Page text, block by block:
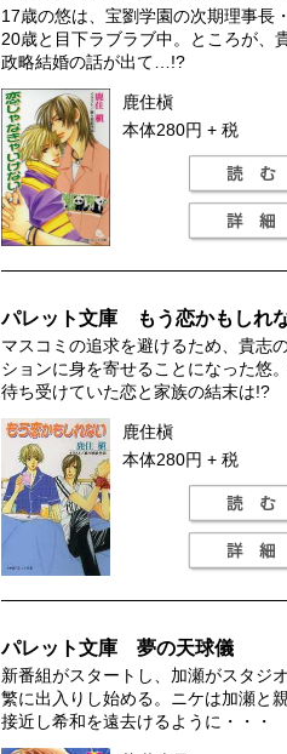
17歳の悠は、宝劉学園の次期理事長
20歳と目下ラブラブ中。ところが、
政略結婚の話が出て…!?
鹿住槇
本体280円 + 税
パレット文庫 もう恋かもしれ
マスコミの追求を避けるため、貴志
ションに身を寄せることになった悠
待ち受けていた恋と家族の結末は!?
鹿住槇
本体280円 + 税
パレット文庫 夢の天球儀
新番組がスタートし、加瀬がスタジ
繁に出入りし始める。ニケは加瀬と
接近し希和を遠去けるように・・・